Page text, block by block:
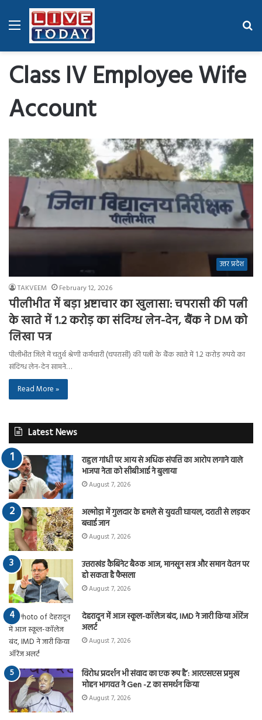
Menu
Class IV Employee Wife
Account
उत्तर प्रदेश
TAKVEEM February 12, 2026
पीलीभीत में बड़ा भ्रष्टाचार का खुलासा: चपरासी की पत्नी
के खाते में 1.2 करोड़ का संदिग्ध लेन-देन, बैंक ने DM को
लिखा पत्र
पीलीभीत जिले में चतुर्थ श्रेणी कर्मचारी (चपरासी) की पत्नी के बैंक खाते में 1.2 करोड़ रुपये का
संदिग्ध लेन-देन सामने…
Read More »
Latest News
राहुल गांधी पर आय से अधिक संपत्ति का आरोप लगाने वाले
भाजपा नेता को सीबीआई ने बुलाया
August 7, 2026
अल्मोड़ा में गुलदार के हमले से युवती घायल, दराती से लड़कर
बचाई जान
August 7, 2026
उत्तराखंड कैबिनेट बैठक आज, मानसून सत्र और समान वेतन पर
हो सकता है फैसला
August 7, 2026
देहरादून में आज स्कूल-कॉलेज बंद, IMD ने जारी किया ऑरेंज
अलर्ट
August 7, 2026
विरोध प्रदर्शन भी संवाद का एक रूप है’: आरएसएस प्रमुख
मोहन भागवत ने Gen -Z का समर्थन किया
August 7, 2026